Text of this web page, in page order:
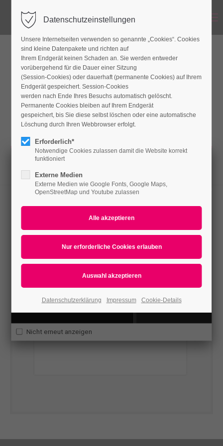
Place each content in the popup
Lorem ipsum dolor sit amet, consectetuer
adipiscing elit. Aenean commodo ligula eget
dolor. Aenean massa.
Datenschutzeinstellungen
Unsere Internetseiten verwenden so genannte „Cookies“. Cookies
sind kleine Datenpakete und richten auf
Ihrem Endgerät keinen Schaden an. Sie werden entweder
vorübergehend für die Dauer einer Sitzung
(Session-Cookies) oder dauerhaft (permanente Cookies) auf Ihrem
Endgerät gespeichert. Session-Cookies
werden nach Ende Ihres Besuchs automatisch gelöscht.
Permanente Cookies bleiben auf Ihrem Endgerät
gespeichert, bis Sie diese selbst löschen oder eine automatische
Löschung durch Ihren Webbrowser erfolgt.
Erforderlich*
Notwendige Cookies zulassen damit die Website korrekt
funktioniert
Externe Medien
Externe Medien wie Google Fonts, Google Maps,
OpenStreetMap und Youtube zulassen
Datenschutzerklärung Impressum Cookie-Details
Nicht erneut anzeigen
BE THE FIRST TO KNOW
Subscribe to the Eclipse newsletter to receive timely
updates from your favorite products.